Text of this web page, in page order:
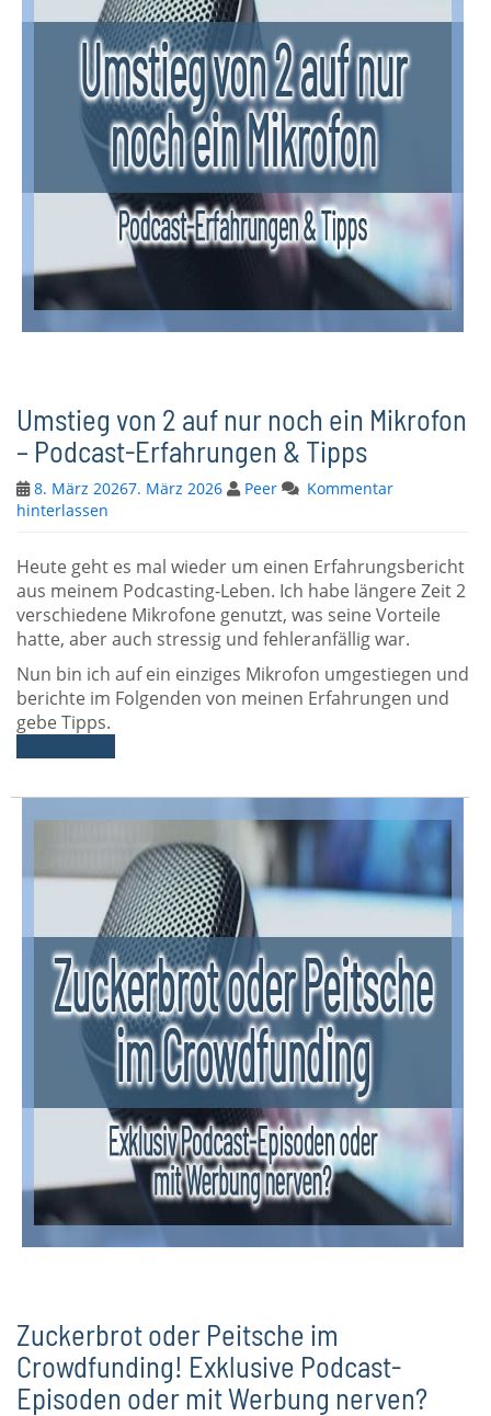
Umstieg von 2 auf nur noch ein Mikrofon
– Podcast-Erfahrungen & Tipps
8. März 20267. März 2026 Peer
Kommentar
hinterlassen
Heute geht es mal wieder um einen Erfahrungsbericht
aus meinem Podcasting-Leben. Ich habe längere Zeit 2
verschiedene Mikrofone genutzt, was seine Vorteile
hatte, aber auch stressig und fehleranfällig war.
Nun bin ich auf ein einziges Mikrofon umgestiegen und
berichte im Folgenden von meinen Erfahrungen und
gebe Tipps.
Zuckerbrot oder Peitsche im
Crowdfunding! Exklusive Podcast-
Episoden oder mit Werbung nerven?